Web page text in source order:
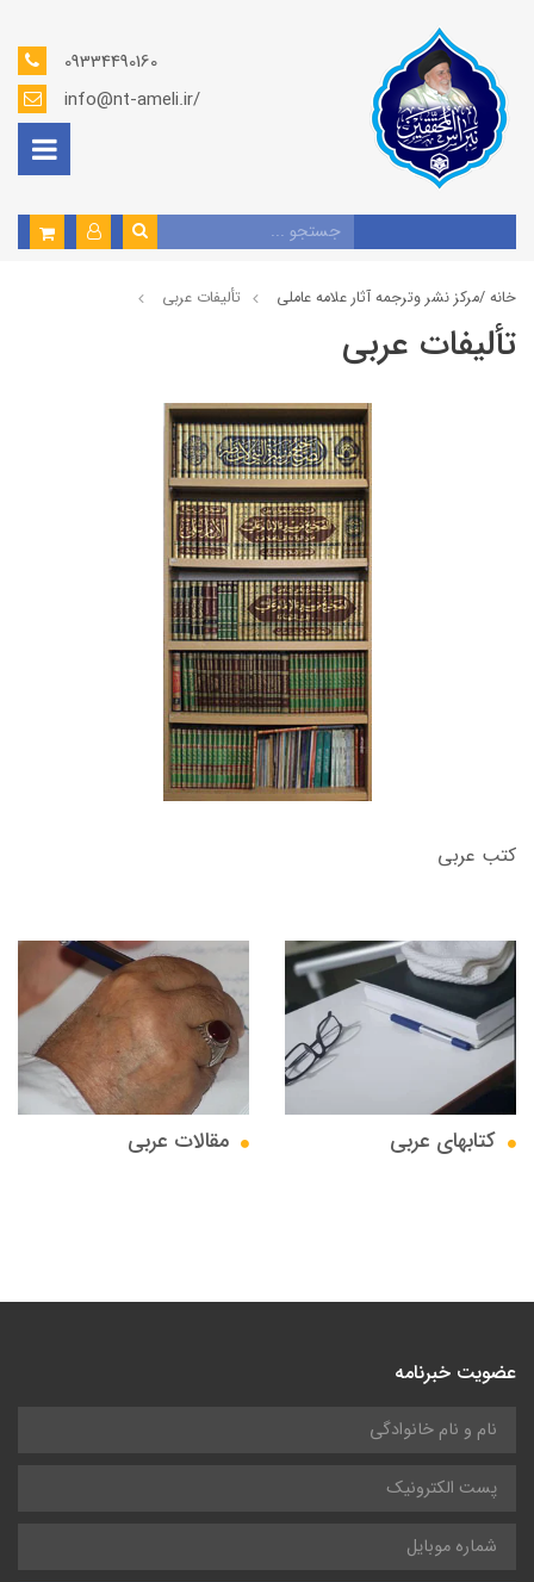
09334490160
info@nt-ameli.ir/
خانه /مركز نشر وترجمه آثار علامه عاملی تألیفات عربی
تألیفات عربی
كتب عربي
کتابهای عربی مقالات عربی
عضویت خبرنامه